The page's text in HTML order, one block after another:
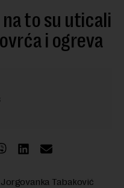
to su uticali
i ogreva
Tabaković